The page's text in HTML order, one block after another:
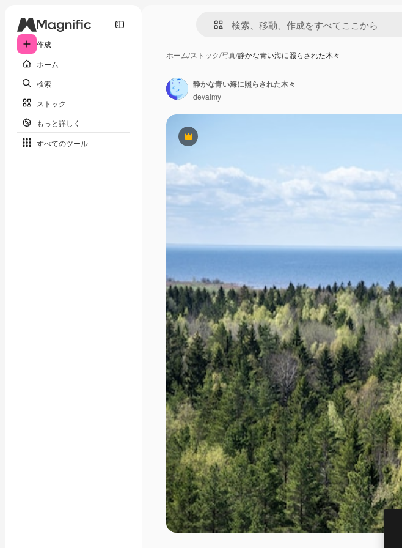
作成
ホーム
検索
ストック
もっと詳しく
すべてのツール
ホーム/ストック/写真/静かな青い海に照らされた木々
Premium
静かな青い海に照らされた木々
devalmy